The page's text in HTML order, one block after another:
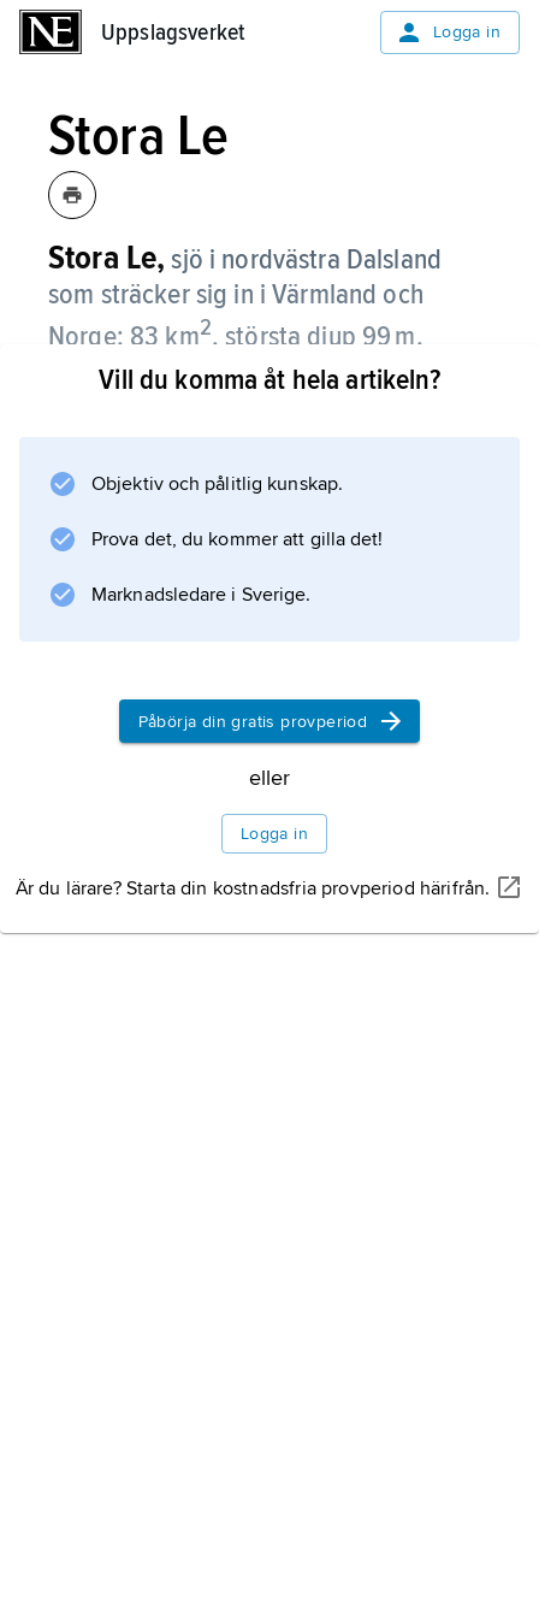
Uppslagsverket Logga in
Stora Le
Stora Le, sjö i nordvästra Dalsland
som sträcker sig in i Värmland och
Norge; 83 km2, största djup 99 m.
Den är belägen i en sprickdal och däms i
delen samman med sjön Foxen. – Namnet (?
Læ
) är snarast bildat till ett gammalt ord
Vill du komma åt hela artikeln?
Objektiv och pålitlig kunskap.
Prova det, du kommer att gilla det!
Marknadsledare i Sverige.
Påbörja din gratis provperiod
eller
Logga in
Är du lärare? Starta din kostnadsfria provperiod härifrån.